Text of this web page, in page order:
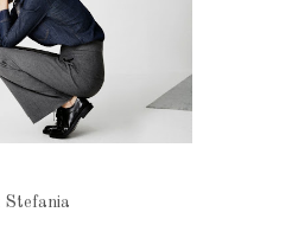
Stefania